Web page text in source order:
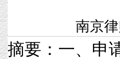
南京
摘要：一、申